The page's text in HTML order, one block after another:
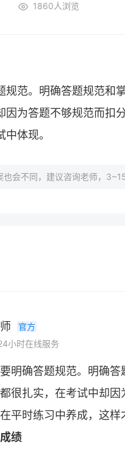
1860 人浏览
规范。明确答题规范和
因为答题不够规范而扣
体现。
会不同，建议咨询老师，
官方
小时在线服务
明确答题规范。明确答
很扎实，在考试中却
平时练习中养成，这样
绩